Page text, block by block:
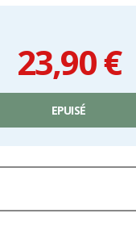
23,90 €
EPUISÉ